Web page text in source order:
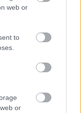
web or
to
or